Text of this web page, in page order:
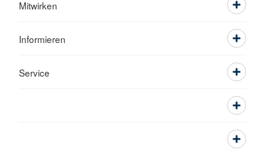
Mitwirken
Informieren
Service